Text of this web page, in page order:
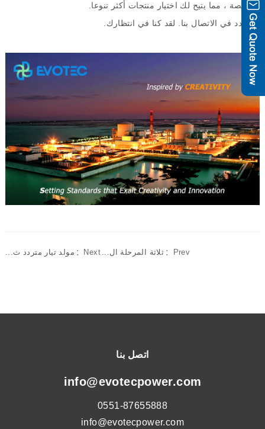
مخصصة ، مما يتيح لك اختيار منتجات أكثر تنوعا
لا تتردد في الاتصال بنا
لقد كنا في انتظارك
Next： مولد تيار متردد ث... Prev： ثلاثة المرحلة ال...
اتصل بنا
info@evotecpower.com
0551-87655888
info@evotecpower.com